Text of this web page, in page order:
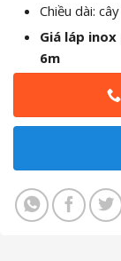
Chiều dài:
Giá láp
6m